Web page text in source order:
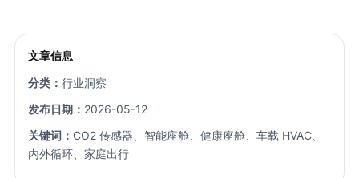
文章信息
分类： 行业洞察
发布日期： 2026-05-12
关键词： CO2 传感器、智能座舱、健康座舱、车载 HVAC、
内外循环、家庭出行